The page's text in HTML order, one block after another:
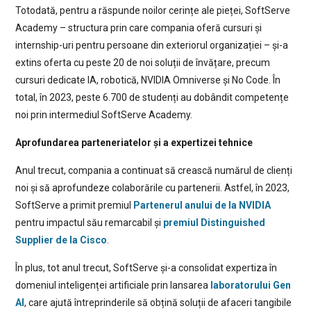
Totodată, pentru a răspunde noilor cerințe ale pieței, SoftServe
Academy – structura prin care compania oferă cursuri și
internship-uri pentru persoane din exteriorul organizației – și-a
extins oferta cu peste 20 de noi soluții de învățare, precum
cursuri dedicate IA, robotică, NVIDIA Omniverse și No Code. În
total, în 2023, peste 6.700 de studenți au dobândit competențe
noi prin intermediul SoftServe Academy.
Aprofundarea parteneriatelor și a expertizei tehnice
Anul trecut, compania a continuat să crească numărul de clienți
noi și să aprofundeze colaborările cu partenerii. Astfel, în 2023,
SoftServe a primit premiul Partenerul anului de la NVIDIA
pentru impactul său remarcabil și premiul Distinguished
Supplier de la Cisco
În plus, tot anul trecut, SoftServe și-a consolidat expertiza în
domeniul inteligenței artificiale prin lansarea laboratorului Gen
AI, care ajută întreprinderile să obțină soluții de afaceri tangibile